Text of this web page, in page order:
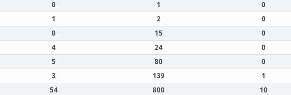
0 1 0
1 2 0
0 15 0
4 24 0
5 80 0
3 139 1
54 800 10